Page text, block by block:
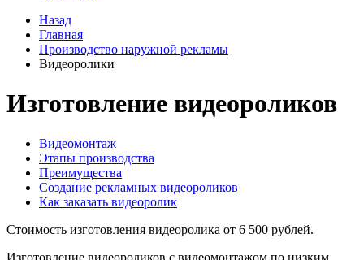
Назад
Главная
Производство наружной рекламы
Видеоролики
Изготовление видеороликов
Видеомонтаж
Этапы производства
Преимущества
Создание рекламных видеороликов
Как заказать видеоролик
Стоимость изготовления видеоролика от 6 500 рублей.
Изготовление видеороликов с видеомонтажом по низким